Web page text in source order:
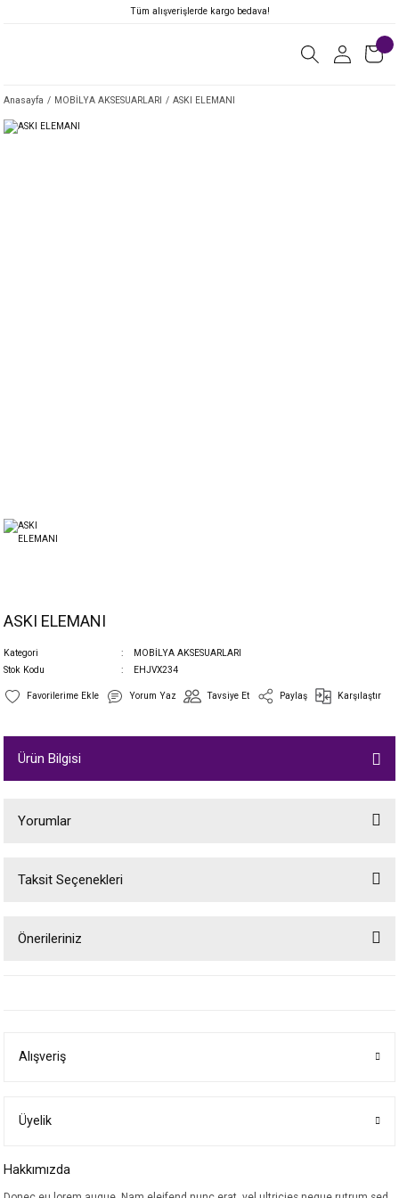
Tüm alışverişlerde kargo bedava!
Anasayfa MOBİLYA AKSESUARLARI ASKI ELEMANI
ASKI ELEMANI
Kategori
MOBİLYA AKSESUARLARI
Stok Kodu
EHJVX234
Yorum Yaz Tavsiye Et Paylaş Karşılaştır
Ürün Bilgisi
Yorumlar
Taksit Seçenekleri
Önerileriniz
Ürün bilgilerinde hatalar bulunuyor.
Bu ürüne benzer farklı alternatifler olmalı.
Alışveriş
Üyelik
Hakkımızda